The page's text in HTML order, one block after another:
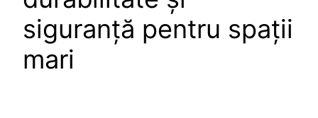
siguranță pentru spații
mari